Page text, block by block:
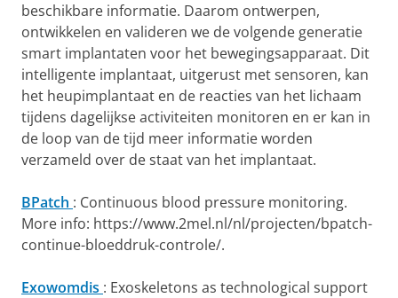
beschikbare informatie. Daarom ontwerpen,
ontwikkelen en valideren we de volgende generatie
smart implantaten voor het bewegingsapparaat. Dit
intelligente implantaat, uitgerust met sensoren, kan
het heupimplantaat en de reacties van het lichaam
tijdens dagelijkse activiteiten monitoren en er kan in
de loop van de tijd meer informatie worden
verzameld over de staat van het implantaat.
BPatch : Continuous blood pressure monitoring.
More info: https://www.2mel.nl/nl/projecten/bpatch-
continue-bloeddruk-controle/.
Exowomdis : Exoskeletons as technological support